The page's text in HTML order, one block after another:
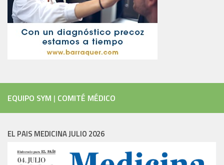
EQUIPO SYM | COMITÉ MÉDICO
EL PAIS MEDICINA JULIO 2026